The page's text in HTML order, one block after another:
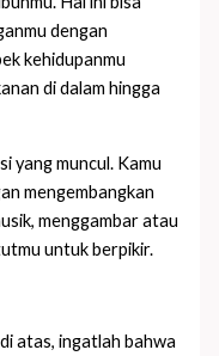
dengan
kehidupanmu
di dalam hingga
yang muncul. Kamu
mengembangkan
menggambar atau
untuk berpikir.
atas, ingatlah bahwa